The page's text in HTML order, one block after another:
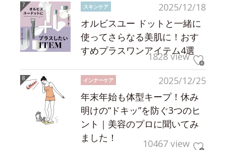
2025/12/18
スキンケア
オルビスユー ドットと一緒に
使ってさらなる美肌に！おす
すめプラスワンアイテム4選
1828 view
2025/12/25
インナーケア
年末年始も体型キープ！休み
明けの“ドキッ”を防ぐ3つのヒ
ント｜美容のプロに聞いてみ
ました！
10467 view